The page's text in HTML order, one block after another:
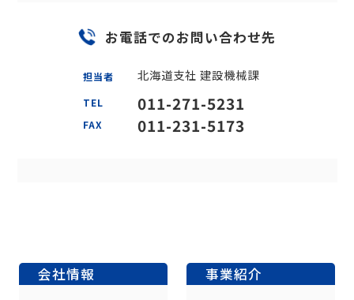
お電話でのお問い合わせ先
担当者 北海道支社 建設機械課
TEL 011-271-5231
FAX 011-231-5173
会社情報 事業紹介